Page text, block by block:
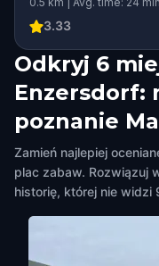
3.33
Odkryj 6
Enzersdorf:
poznanie
Zamień najlepiej
plac zabaw. Rozwiązuj
historię, której nie widzi